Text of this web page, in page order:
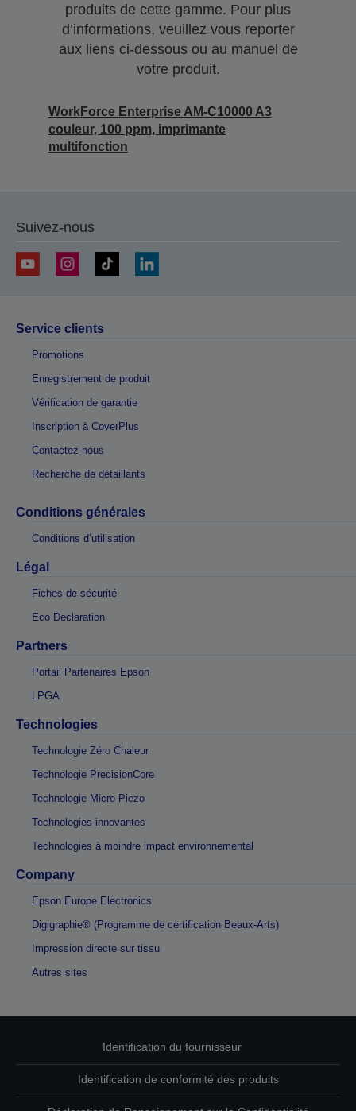
produits de cette gamme. Pour plus
d’informations, veuillez vous reporter
aux liens ci-dessous ou au manuel de
votre produit.
WorkForce Enterprise AM-C10000 A3
couleur, 100 ppm, imprimante
multifonction
Suivez-nous
Service clients
Promotions
Enregistrement de produit
Vérification de garantie
Inscription à CoverPlus
Contactez-nous
Recherche de détaillants
Conditions générales
Conditions d’utilisation
Légal
Fiches de sécurité
Eco Declaration
Partners
Portail Partenaires Epson
LPGA
Technologies
Technologie Zéro Chaleur
Technologie PrecisionCore
Technologie Micro Piezo
Technologies innovantes
Technologies à moindre impact environnemental
Company
Epson Europe Electronics
Digigraphie® (Programme de certification Beaux-Arts)
Impression directe sur tissu
Autres sites
Identification du fournisseur
Identification de conformité des produits